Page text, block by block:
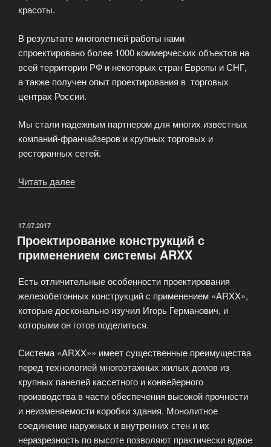
красоты.
В результате многолетней работы нами
спроектировано более 1000 коммерческих объектов на
всей территории РФ и некоторых стран Европы и СНГ,
а также получен опыт проектирования в торговых
центрах России.
Мы стали надежным партнером для многих известных
компаний-франчайзеров и крупных торговых и
ресторанных сетей.
Читать далее
любой
сложности,»
ОПУБЛИКОВАНО
17.07.2017
Проектирование конструкций с
применением системы ARXX
Есть отличительные особенности проектирования
железобетонных конструкций с применением «ARXX»,
которые досконально изучил Игорь Германович, и
которыми он готов поделиться.
Система «ARXX»» имеет существенные преимущества
перед технологией многоэтажных жилых домов из
крупных панелей кассетного и конвейерного
производства в части обеспечения высокой прочности
и неизменяемости коробки здания. Монолитное
соединение наружных и внутренних стен и их
неразрезность по высоте позволяют практически вдвое